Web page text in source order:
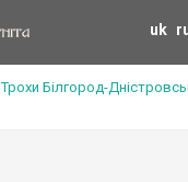
uk
Трохи Білгород-